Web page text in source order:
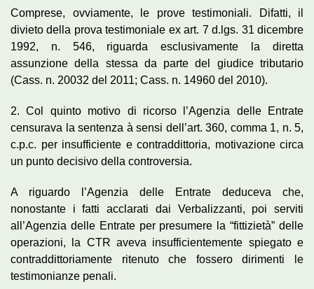
Comprese, ovviamente, le prove testimoniali. Difatti, il
divieto della prova testimoniale ex art. 7 d.lgs. 31 dicembre
1992, n. 546, riguarda esclusivamente la diretta
assunzione della stessa da parte del giudice tributario
(Cass. n. 20032 del 2011; Cass. n. 14960 del 2010).
2. Col quinto motivo di ricorso l’Agenzia delle Entrate
censurava la sentenza à sensi dell’art. 360, comma 1, n. 5,
c.p.c. per insufficiente e contraddittoria, motivazione circa
un punto decisivo della controversia.
A riguardo l’Agenzia delle Entrate deduceva che,
nonostante i fatti acclarati dai Verbalizzanti, poi serviti
all’Agenzia delle Entrate per presumere la “fittizietà” delle
operazioni, la CTR aveva insufficientemente spiegato e
contraddittoriamente ritenuto che fossero dirimenti le
testimonianze penali.